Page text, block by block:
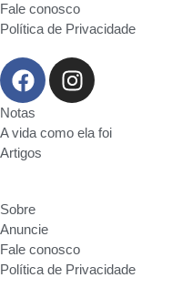
Fale conosco
Política de Privacidade
Notas
A vida como ela foi
Artigos
Sobre
Anuncie
Fale conosco
Política de Privacidade